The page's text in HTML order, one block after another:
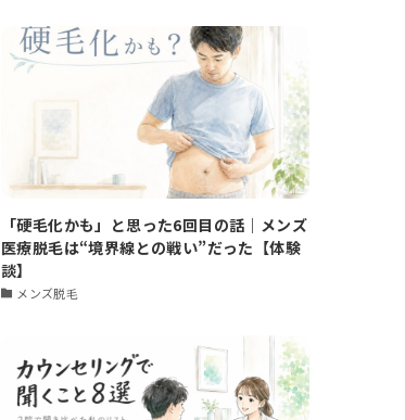
「硬毛化かも」と思った6回目の話｜メンズ
医療脱毛は“境界線との戦い”だった【体験
談】
メンズ脱毛